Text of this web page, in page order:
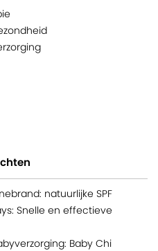
natuurlijke SPF
Snelle en effectieve
Baby Chi